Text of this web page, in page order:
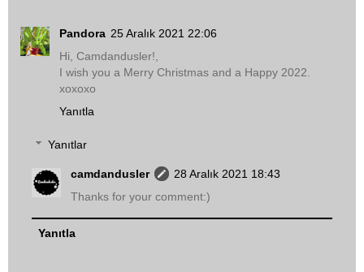
Pandora 25 Aralık 2021 22:06
Hi, Camdandusler!,
I wish you a Merry Christmas and a Happy 2022.
xoxoxo
Yanıtla
Yanıtlar
camdandusler
28 Aralık 2021 18:43
Thanks for your comment:)
Yanıtla